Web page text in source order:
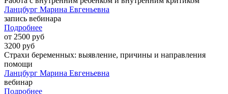
Ланцбург Марина Евгеньевна
запись вебинара
Подробнее
от 2500 руб
3200 руб
Страхи беременных: выявление, причины и направления
помощи
Ланцбург Марина Евгеньевна
вебинар
Подробнее